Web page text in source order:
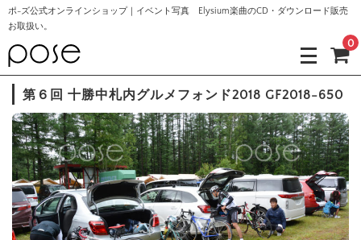
ポ-ズ公式オンラインショップ｜イベント写真 Elysium楽曲のCD・ダウンロード販売
お取扱い。
0
第６回 十勝中札内グルメフォンド2018 GF2018-650